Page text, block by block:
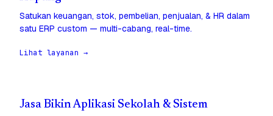
Satukan keuangan, stok, pembelian, penjualan, & HR dalam
satu ERP custom — multi-cabang, real-time.
Lihat layanan →
Jasa Bikin Aplikasi Sekolah & Sistem